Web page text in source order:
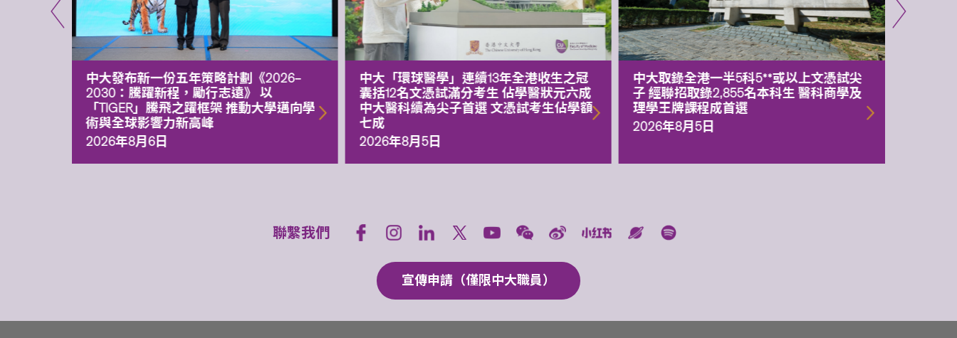
中大發布新一份五年策略計劃《2026‒
2030：騰躍新程，勵行志遠》 以
「TIGER」騰飛之躍框架 推動大學邁向學
術與全球影響力新高峰
2026年8月6日
中大「環球醫學」連續13年全港收生之冠
囊括12名文憑試滿分考生 佔學醫狀元六成
中大醫科續為尖子首選 文憑試考生佔學額
七成
2026年8月5日
中大取錄全港一半5科5**或以上文憑試尖
子 經聯招取錄2,855名本科生 醫科商學及
理學王牌課程成首選
2026年8月5日
聯繫我們
宣傳申請（僅限中大職員）